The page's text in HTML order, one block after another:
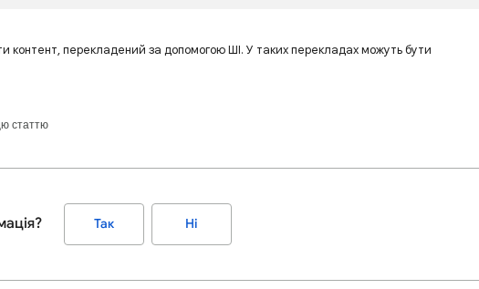
контент, перекладений за допомогою ШІ. У таких перекладах можуть бути
статтю
Так Ні